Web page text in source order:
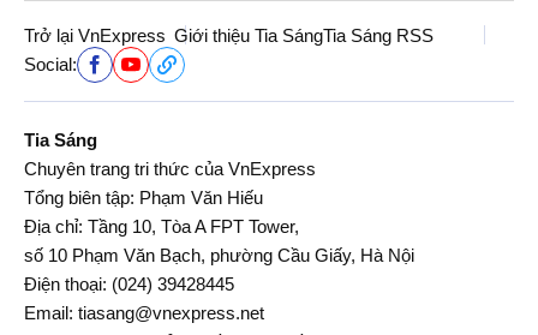
Trở lại VnExpress Giới thiệu Tia SángTia Sáng RSS
Social:
Tia Sáng
Chuyên trang tri thức của VnExpress
Tổng biên tập: Phạm Văn Hiếu
Địa chỉ: Tầng 10, Tòa A FPT Tower,
số 10 Phạm Văn Bạch, phường Cầu Giấy, Hà Nội
Điện thoại: (024) 39428445
Email: tiasang@vnexpress.net